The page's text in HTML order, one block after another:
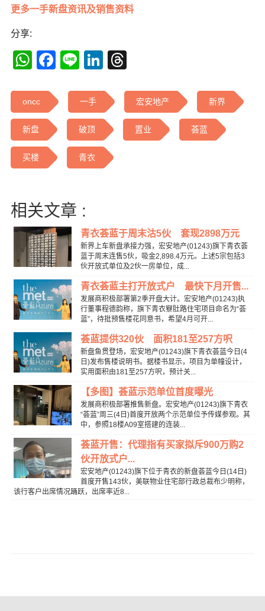
更多一手新盘资讯及销售资料
分享:
WhatsApp
Facebook
LineLinkedIn
oncc 一手 宏安地产 新界
新盘 破顶 置业 荟蓝
买楼 青衣
相关文章 :
青衣荟蓝于周末沽5伙 套现2898万元
新界上车新盘承接力强，宏安地产(01243)旗下青衣荟
蓝于周末连售5伙，吸金2,898.4万元。上述5宗包括3
伙开放式单位及2伙一房单位，成...
青衣荟蓝主打开放式户 最快下月开售...
发展商积极部署第2季开盘大计。宏安地产(01243)执
行董事程德韵称，旗下青衣竂肚路住宅项目命名为“荟
蓝”，待批预售楼花同意书，希望4月可开...
荟蓝提供320伙 面积181至257方呎
新盘鱼贯登场，宏安地产(01243)旗下青衣荟蓝今日(4
日)发布售楼说明书。据楼书显示，项目为单幢设计，
实用面积由181至257方呎，预计关...
【多图】荟蓝示范单位首度曝光
发展商积极部署推售新盘。宏安地产(01243)旗下青衣
“荟蓝”周三(4日)首度开放两个示范单位予传媒参观。其
中，参照18楼A09室搭建的连装...
荟蓝开售：代理指有买家拟斥900万购2
伙开放式户...
宏安地产(01243)旗下位于青衣的新盘荟蓝今日(14日)
首度开售143伙，美联物业住宅部行政总裁布少明称，
该行客户出席情况踊跃，出席率近8...